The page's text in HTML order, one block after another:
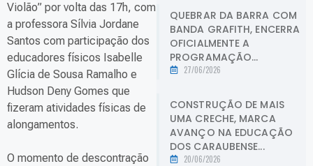
Violão” por volta das 17h, com
a professora Sílvia Jordane
Santos com participação dos
educadores físicos Isabelle
Glícia de Sousa Ramalho e
Hudson Deny Gomes que
fizeram atividades físicas de
alongamentos.
O momento de descontração
QUEBRAR DA BARRA COM
BANDA GRAFITH, ENCERRA
OFICIALMENTE A
PROGRAMAÇÃO...
27/06/2026
CONSTRUÇÃO DE MAIS
UMA CRECHE, MARCA
AVANÇO NA EDUCAÇÃO
DOS CARAUBENSE...
20/06/2026